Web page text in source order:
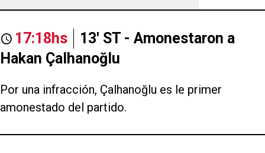
17:18hs
13' ST - Amonestaron a
Hakan Çalhanoğlu
Por una infracción, Çalhanoğlu es le primer
amonestado del partido.